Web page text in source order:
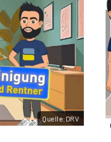
Quelle:DRV